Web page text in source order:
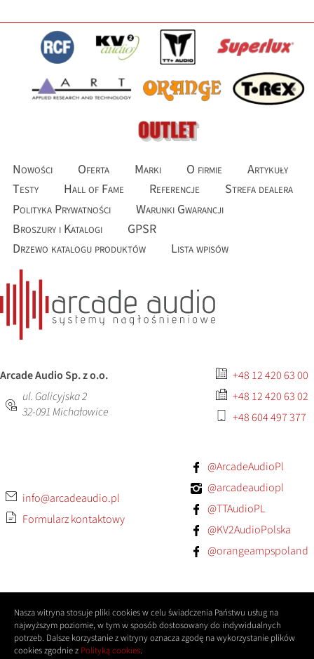
Nowości Oferta Marki O firmie
Artykuły
Testy
Hall of Fame Referencje
Strefa dealera
Polityka Prywatności
Warunki Gwarancji
Broszury i Katalogi
GPSR
Drzewo katalogu produktów
Lista wpisów
Arcade Audio Sp. z o.o.
ul. Galicyjska 2
32-091Michałowice
+48 12 420 63 00
+48 12 420 63 02
+48 604 497 377
info@arcadeaudio.pl
Formularz kontaktowy
@ArcadeAudioPl
@arcadeaudiopl
@TTAudioPL
@KV2AudioPolska
@orangeampspoland
Nasza witryna stosuje pliki cookies w celu świadczenia Państwu usług na
najwyższym poziomie, w tym w sposób dostosowany do indywidualnych
potrzeb. Dalsze korzystanie z witryny oznacza zgodę na wykorzystanie plików
cookies zgodnie z Polityką cookies.